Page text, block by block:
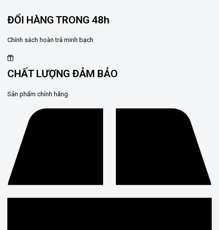
ĐỔI HÀNG TRONG 48h
Chính sách hoàn trả minh bạch
CHẤT LƯỢNG ĐẢM BẢO
Sản phẩm chính hãng